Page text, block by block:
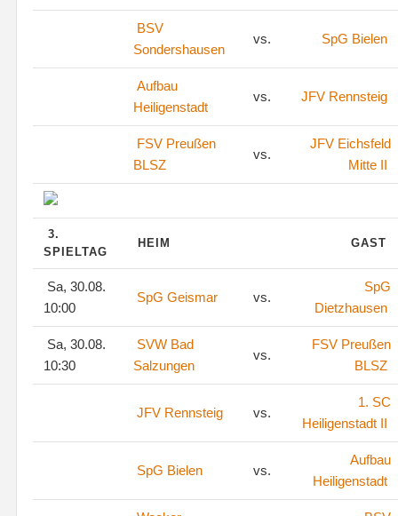
BSV
Sondershausen
vs. SpG Bielen
Aufbau
Heiligenstadt
vs. JFV Rennsteig
FSV Preußen
BLSZ
vs.
JFV Eichsfeld
Mitte II
3.
SPIELTAG
HEIM GAST
Sa, 30.08.
10:00
SpG Geismar vs.
SpG
Dietzhausen
Sa, 30.08.
10:30
SVW Bad
Salzungen
vs.
FSV Preußen
BLSZ
JFV Rennsteig vs.
1. SC
Heiligenstadt II
SpG Bielen vs.
Aufbau
Heiligenstadt